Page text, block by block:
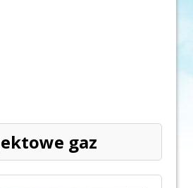
gaz